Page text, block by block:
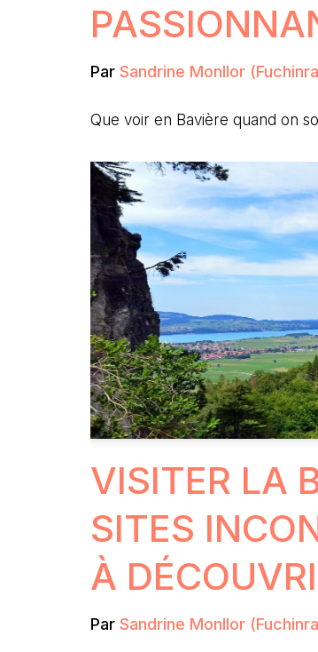
Par Sandrine Monllor
Que voir en Bavière quand on
VISITER LA
SITES
À
Par Sandrine Monllor